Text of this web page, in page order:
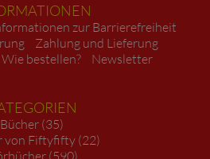
zur Barrierefreiheit
Zahlung und Lieferung
Wie bestellen? Newsletter
Bücher (35)
von Fiftyfifty (22)